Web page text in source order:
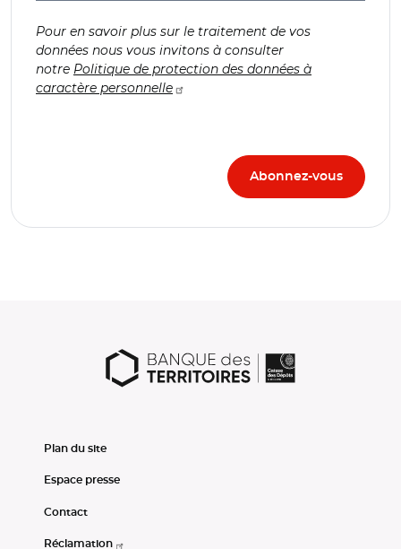
Pour en savoir plus sur le traitement de vos
données nous vous invitons à consulter
notre Politique de protection des données à
caractère personnelle
Plan du site
Espace presse
Contact
Réclamation